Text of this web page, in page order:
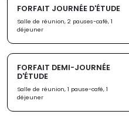
FORFAIT JOURNÉE D'ÉTUDE
Salle de réunion, 2 pauses-café, 1
déjeuner
FORFAIT DEMI-JOURNÉE
D'ÉTUDE
Salle de réunion, 1 pause-café, 1
déjeuner